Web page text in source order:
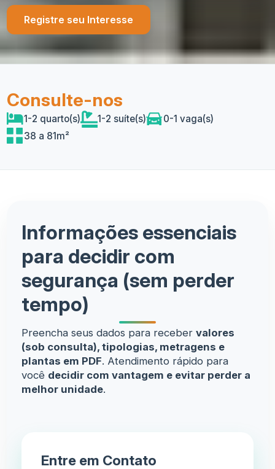
Registre seu Interesse
Consulte-nos
1-2 quarto(s) 1-2 suíte(s)
0-1 vaga(s)
38 a 81m²
Informações essenciais
para decidir com
segurança (sem perder
tempo)
Preencha seus dados para recebervalores
(sob consulta), tipologias, metragens e
plantas em PDF. Atendimento rápido para
você decidir com vantagem e evitar perder a
melhor unidade.
Entre em Contato